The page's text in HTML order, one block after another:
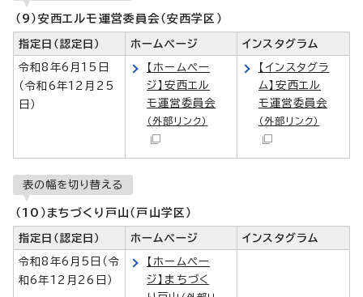
（9）安西エルモ運営委員会（安西学区）
指定日（認定日） ホームページ インスタグラム
令和8年6月15日
（令和6年12月25
日）
【ホームペー
ジ】安西エル
モ運営委員会
（外部リンク）
【インスタグラ
ム】安西エル
モ運営委員会
（外部リンク）
表の幅を切り替える
（10）まちづくり戸山（戸山学区）
指定日（認定日） ホームページ インスタグラム
令和8年6月5日（令
和6年12月26日）
【ホームペー
ジ】まちづく